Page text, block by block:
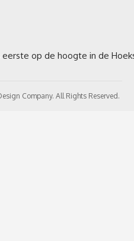
Company. All Rights Reserved.